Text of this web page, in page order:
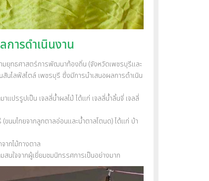
ารดำเนินงาน
ยุทธศาสตร์การพัฒนาท้องถิ่น (จังหวัดเพชรบุรีและ
ไลฟ์สไตล์ เพชรบุรี ซึ่งมีการนำเสนอผลการดำเนิน
รรูปเป็น เจลลี่น้ำผลไม้ ได้แก่ เจลลี่น้ำลิ้นจี่ เจลลี่
มไทยจากลูกตาลอ่อนและน้ำตาลโตนด) ได้แก่ บ้า
กไม้ทางตาล
จจากผู้เยี่ยมชมนิทรรศการเป็นอย่างมาก